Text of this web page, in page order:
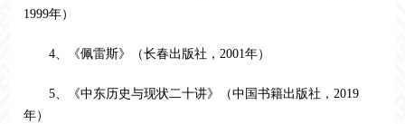
1999年）
4、《佩雷斯》（长春出版社，2001年）
5、《中东历史与现状二十讲》（中国书籍出版社，2019
年）